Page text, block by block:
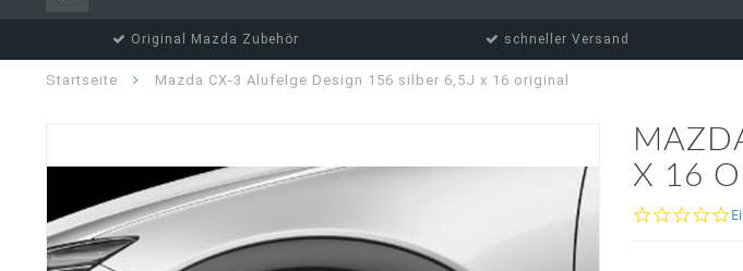
Original Mazda Zubehör schneller Versand
Startseite Mazda CX-3 Alufelge Design 156 silber 6,5J x 16 original
X 16